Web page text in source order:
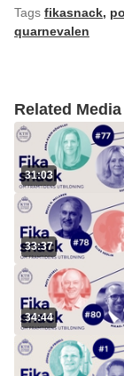
Related Media
31:03
33:37
34:44
Tags fikasnack,
quarnevalen